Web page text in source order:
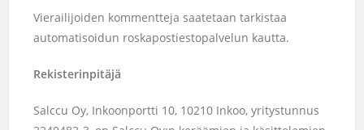
Vierailijoiden kommentteja saatetaan tarkistaa
automatisoidun roskapostiestopalvelun kautta.
Rekisterinpitäjä
Salccu Oy, Inkoonportti 10, 10210 Inkoo, yritystunnus